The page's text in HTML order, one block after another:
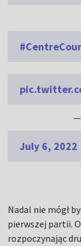
—
July 6, 2022
Nadal nie mógł
pierwszej partii.
rozpoczynając